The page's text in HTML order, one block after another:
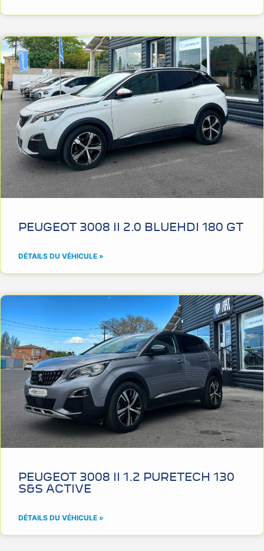
PEUGEOT 3008 II 2.0 BLUEHDI 180 GT
DÉTAILS DU VÉHICULE »
PEUGEOT 3008 II 1.2 PURETECH 130
S&S ACTIVE
DÉTAILS DU VÉHICULE »